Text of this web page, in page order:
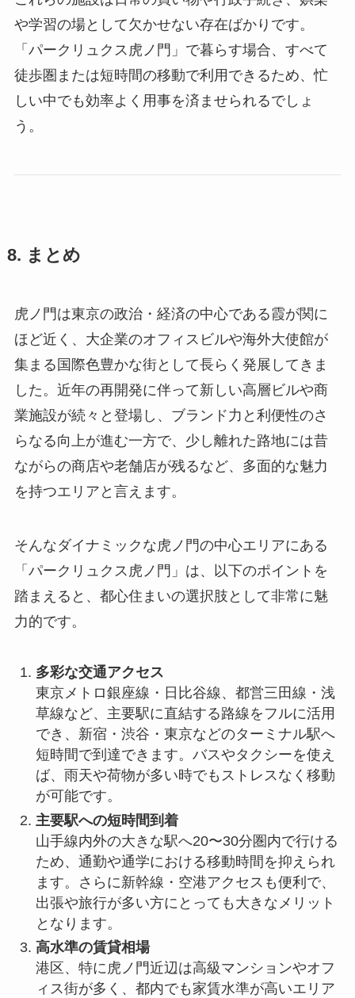
や学習の場として欠かせない存在ばかりです。
「パークリュクス虎ノ門」で暮らす場合、すべて
徒歩圏または短時間の移動で利用できるため、忙
しい中でも効率よく用事を済ませられるでしょ
う。
8. まとめ
虎ノ門は東京の政治・経済の中心である霞が関に
ほど近く、大企業のオフィスビルや海外大使館が
集まる国際色豊かな街として長らく発展してきま
した。近年の再開発に伴って新しい高層ビルや商
業施設が続々と登場し、ブランド力と利便性のさ
らなる向上が進む一方で、少し離れた路地には昔
ながらの商店や老舗店が残るなど、多面的な魅力
を持つエリアと言えます。
そんなダイナミックな虎ノ門の中心エリアにある
「パークリュクス虎ノ門」は、以下のポイントを
踏まえると、都心住まいの選択肢として非常に魅
力的です。
多彩な交通アクセス
東京メトロ銀座線・日比谷線、都営三田線・浅
草線など、主要駅に直結する路線をフルに活用
でき、新宿・渋谷・東京などのターミナル駅へ
短時間で到達できます。バスやタクシーを使え
ば、雨天や荷物が多い時でもストレスなく移動
が可能です。
主要駅への短時間到着
山手線内外の大きな駅へ20〜30分圏内で行ける
ため、通勤や通学における移動時間を抑えられ
ます。さらに新幹線・空港アクセスも便利で、
出張や旅行が多い方にとっても大きなメリット
となります。
高水準の賃貸相場
港区、特に虎ノ門近辺は高級マンションやオフ
ィス街が多く、都内でも家賃水準が高いエリア